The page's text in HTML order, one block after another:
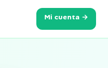
Mi cuenta →